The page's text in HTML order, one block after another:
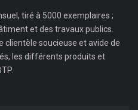
tiré à 5000 exemplaires ;
et des travaux publics.
clientèle soucieuse et avide de
les différents produits et